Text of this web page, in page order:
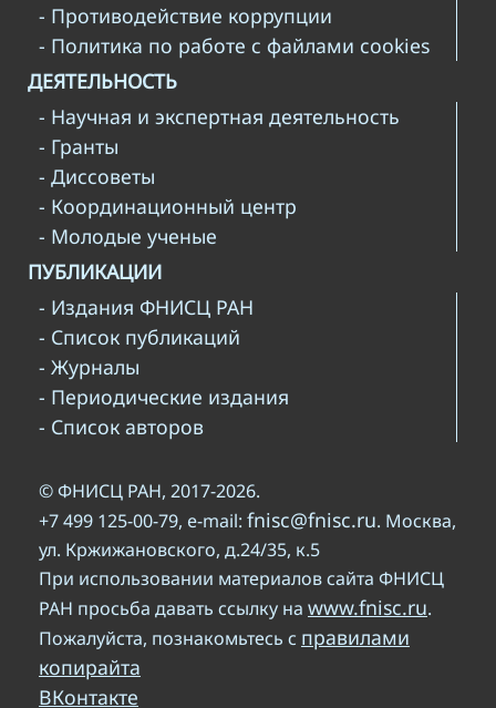
- Противодействие коррупции
- Политика по работе с файлами cookies
ДЕЯТЕЛЬНОСТЬ
- Научная и экспертная деятельность
- Гранты
- Диссоветы
- Координационный центр
- Молодые ученые
ПУБЛИКАЦИИ
- Издания ФНИСЦ РАН
- Список публикаций
- Журналы
- Периодические издания
- Список авторов
© ФНИСЦ РАН, 2017-2026.
+7 499 125-00-79, e-mail: fnisc@fnisc.ru. Москва,
ул. Кржижановского, д.24/35, к.5
При использовании материалов сайта ФНИСЦ
РАН просьба давать ссылку на www.fnisc.ru.
Пожалуйста, познакомьтесь с правилами
копирайта
ВКонтакте